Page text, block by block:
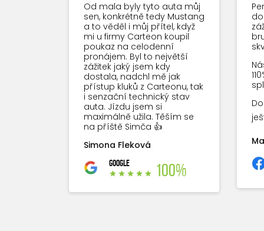
Od mala byly tyto auta můj
sen, konkrétně tedy Mustang
a to věděl i můj přítel, když
mi u firmy Carteon koupil
poukaz na celodenní
pronájem. Byl to největší
zážitek jaký jsem kdy
dostala, nadchl mě jak
přístup kluků z Carteonu, tak
i senzační technický stav
auta. Jízdu jsem si
maximálně užila. Těším se
na příště Simča 👍
Simona Fleková
GOOGLE 100%